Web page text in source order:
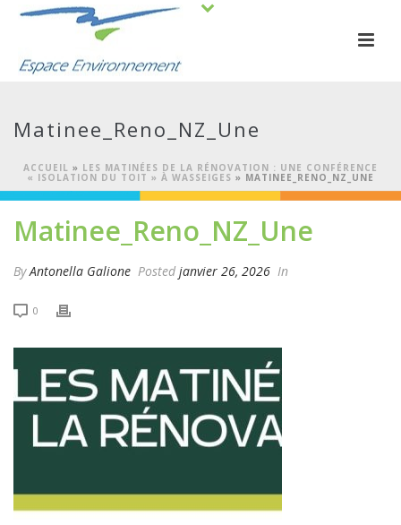
Matinee_Reno_NZ_Une
ACCUEIL » LES MATINÉES DE LA RÉNOVATION : UNE CONFÉRENCE
« ISOLATION DU TOIT » À WASSEIGES » MATINEE_RENO_NZ_UNE
Matinee_Reno_NZ_Une
ByAntonella Galione Posted janvier 26, 2026 In
0